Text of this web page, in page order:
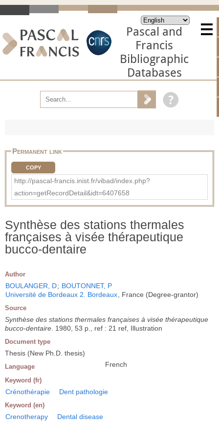
Pascal and
Francis
Bibliographic
Databases
Permanent link
COPY
http://pascal-francis.inist.fr/vibad/index.php?
action=getRecordDetail&idt=6407658
Synthèse des stations thermales
françaises à visée thérapeutique
bucco-dentaire
Author
BOULANGER, D; BOUTONNET, P
Université de Bordeaux 2. Bordeaux , France (Degree-grantor)
Source
Synthèse des stations thermales françaises à visée thérapeutique
bucco-dentaire . 1980, 53 p., ref : 21 ref, Illustration
Document type
Thesis (New Ph.D. thesis)
Language French
Keyword (fr)
Crénothérapie Dent pathologie
Keyword (en)
Crenotherapy Dental disease